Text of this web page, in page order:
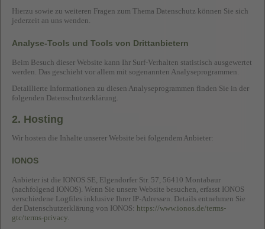
Hierzu sowie zu weiteren Fragen zum Thema Datenschutz können Sie sich
jederzeit an uns wenden.
Analyse-Tools und Tools von Dritt­anbietern
Beim Besuch dieser Website kann Ihr Surf-Verhalten statistisch ausgewertet
werden. Das geschieht vor allem mit sogenannten Analyseprogrammen.
Detaillierte Informationen zu diesen Analyseprogrammen finden Sie in der
folgenden Datenschutzerklärung.
2. Hosting
Wir hosten die Inhalte unserer Website bei folgendem Anbieter:
IONOS
Anbieter ist die IONOS SE, Elgendorfer Str. 57, 56410 Montabaur
(nachfolgend IONOS). Wenn Sie unsere Website besuchen, erfasst IONOS
verschiedene Logfiles inklusive Ihrer IP-Adressen. Details entnehmen Sie
der Datenschutzerklärung von IONOS: https://www.ionos.de/terms-
gtc/terms-privacy.